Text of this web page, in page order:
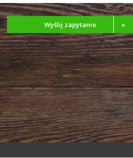
Wyślij zapytanie »